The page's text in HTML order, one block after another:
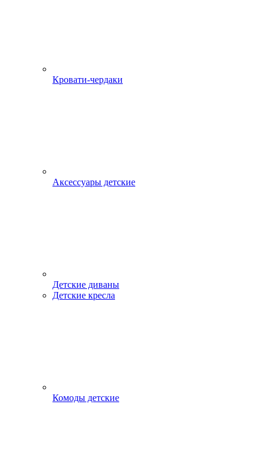
Кровати-чердаки
Аксессуары детские
Детские диваны
Детские кресла
Комоды детские